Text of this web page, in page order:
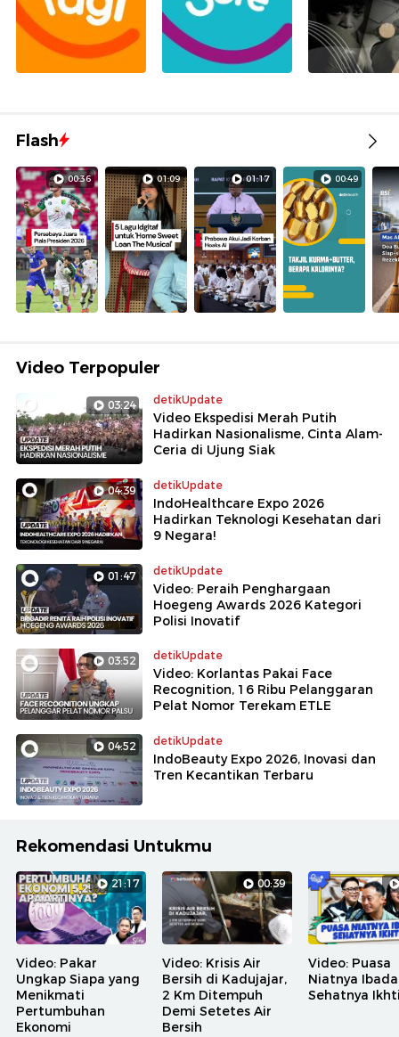
Flash
00:36 01:09 01:17 00:49
Video Terpopuler
03:24 detikUpdate
Video Ekspedisi Merah Putih
Hadirkan Nasionalisme, Cinta Alam-
Ceria di Ujung Siak
04:39 detikUpdate
IndoHealthcare Expo 2026
Hadirkan Teknologi Kesehatan dari
9 Negara!
01:47 detikUpdate
Video: Peraih Penghargaan
Hoegeng Awards 2026 Kategori
Polisi Inovatif
03:52 detikUpdate
Video: Korlantas Pakai Face
Recognition, 16 Ribu Pelanggaran
Pelat Nomor Terekam ETLE
04:52 detikUpdate
IndoBeauty Expo 2026, Inovasi dan
Tren Kecantikan Terbaru
Rekomendasi Untukmu
21:17
Video: Pakar
Ungkap Siapa yang
Menikmati
Pertumbuhan
Ekonomi
00:39
Video: Krisis Air
Bersih di Kadujajar,
2 Km Ditempuh
Demi Setetes Air
Bersih
Video: Puasa
Niatnya
Sehatnya